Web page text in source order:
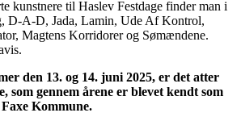
kunstnere til Haslev Festdage finder man i
D-A-D, Jada, Lamin, Ude Af Kontrol,
Magtens Korridorer og Sømændene.
den 13. og 14. juni 2025, er det atter
som gennem årene er blevet kendt som
Kommune.